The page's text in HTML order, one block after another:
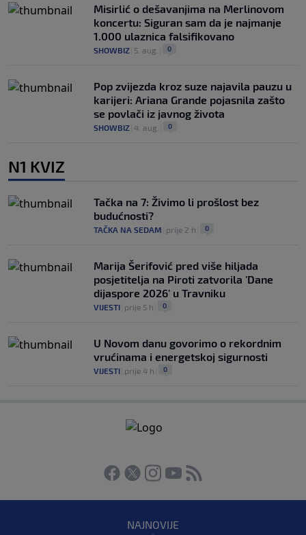
Misirlić o dešavanjima na Merlinovom
koncertu: Siguran sam da je najmanje
1.000 ulaznica falsifikovano
SHOWBIZ 5. aug. 0
Pop zvijezda kroz suze najavila pauzu u
karijeri: Ariana Grande pojasnila zašto
se povlači iz javnog života
SHOWBIZ 4. aug. 0
N1 KVIZ
Tačka na 7: Živimo li prošlost bez
budućnosti?
TAČKA NA SEDAM prije 2 h 0
Marija Šerifović pred više hiljada
posjetitelja na Piroti zatvorila 'Dane
dijaspore 2026' u Travniku
VIJESTI prije 5 h 0
U Novom danu govorimo o rekordnim
vrućinama i energetskoj sigurnosti
VIJESTI prije 4 h 0
NAJNOVIJE